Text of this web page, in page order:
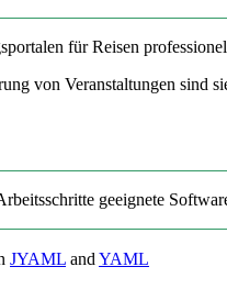
für Reisen
von Veranstaltungen sind
geeignete
JYAML and YAML